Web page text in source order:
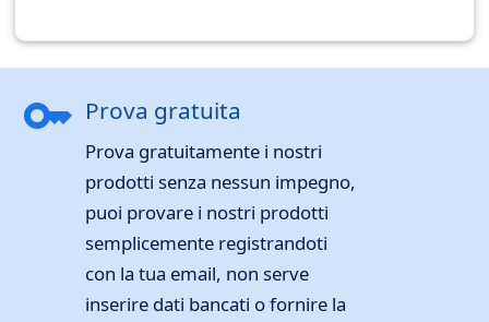
key Prova gratuita
Prova gratuitamente i nostri
prodotti senza nessun impegno,
puoi provare i nostri prodotti
semplicemente registrandoti
con la tua email, non serve
inserire dati bancati o fornire la